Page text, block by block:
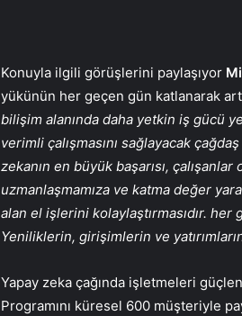
Konuyla ilgili görüşlerini paylaşıyor
yükünün her geçen gün katlanarak
bilişim alanında daha yetkin iş gücü
verimli çalışmasını sağlayacak
zekanın en büyük başarısı, çalışanlar
uzmanlaşmamıza ve katma değer
alan el işlerini kolaylaştırmasıdır. her
Yeniliklerin, girişimlerin ve
Yapay zeka çağında işletmeleri
Programını küresel 600 müşteriyle